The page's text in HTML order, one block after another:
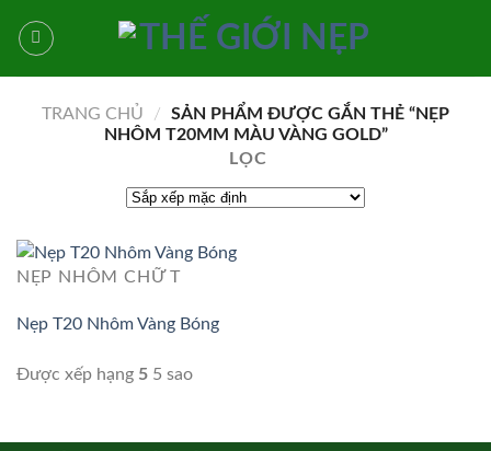
qua
TRANG CHỦ
/
SẢN PHẨM ĐƯỢC GẮN THẺ “NẸP
NHÔM T20MM MÀU VÀNG GOLD”
LỌC
NẸP NHÔM CHỮ T
Nẹp T20 Nhôm Vàng Bóng
Được xếp hạng 55 sao